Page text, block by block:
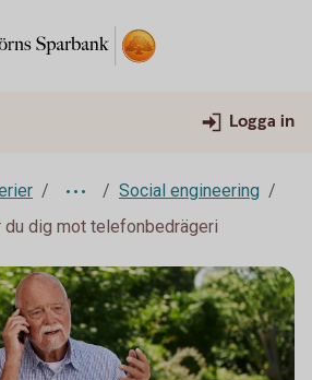
Logga in
Social engineering
dig mot telefonbedrägeri